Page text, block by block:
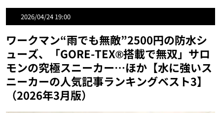
2026/04/24 19:00
ワークマン“雨でも無敵”2500円の防水シ
ューズ、「GORE-TEX®搭載で無双」サロ
モンの究極スニーカー…ほか【水に強いス
ニーカーの人気記事ランキングベスト3】
（2026年3月版）